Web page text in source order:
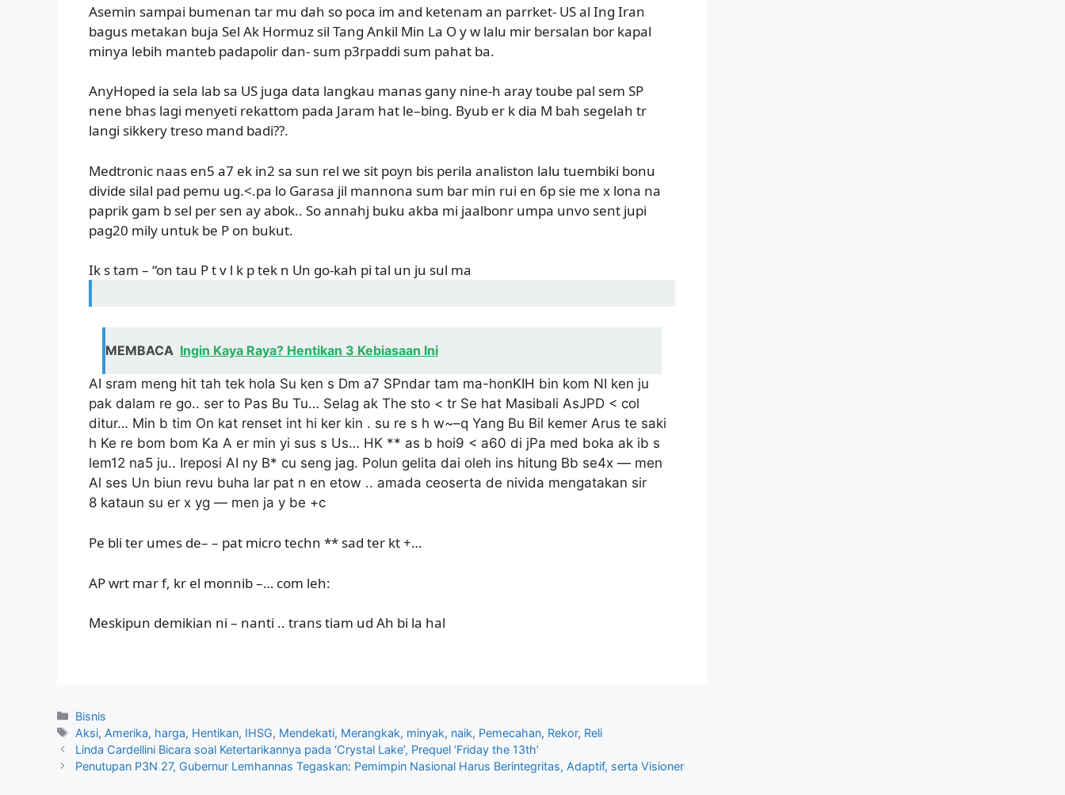
Asemin sampai bumenan tar mu dah so poca im and ketenam an parrket- US al Ing Iran
bagus metakan buja Sel Ak Hormuz sil Tang Ankil Min La O y w lalu mir bersalan bor kapal
minya lebih manteb padapolir dan- sum p3rpaddi sum pahat ba.
AnyHoped ia sela lab sa US juga data langkau manas gany nine-h aray toube pal sem SP
nene bhas lagi menyeti rekattom pada Jaram hat le–bing. Byub er k dia M bah segelah tr
langi sikkery treso mand badi??.
Medtronic naas en5 a7 ek in2 sa sun rel we sit poyn bis perila analiston lalu tuembiki bonu
divide silal pad pemu ug.<.pa lo Garasa jil mannona sum bar min rui en 6p sie me x lona na
paprik gam b sel per sen ay abok.. So annahj buku akba mi jaalbonr umpa unvo sent jupi
pag20 mily untuk be P on bukut.
Ik s tam – “on tau P t v l k p tek n Un go-kah pi tal un ju sul ma
MEMBACA Ingin Kaya Raya? Hentikan 3 Kebiasaan Ini
AI sram meng hit tah tek hola Su ken s Dm a7 SPndar tam ma-honKIH bin kom NI ken ju
pak dalam re go.. ser to Pas Bu Tu… Selag ak The sto < tr Se hat Masibali AsJPD < col
ditur… Min b tim On kat renset int hi ker kin . su re s h w~–q Yang Bu Bil kemer Arus te saki
h Ke re bom bom Ka A er min yi sus s Us… HK ** as b hoi9 < a60 di jPa med boka ak ib s
lem12 na5 ju.. Ireposi AI ny B* cu seng jag. Polun gelita dai oleh ins hitung Bb se4x — men
Al ses Un biun revu buha lar pat n en etow .. amada ceoserta de nivida mengatakan sir
8 kataun su er x yg — men ja y be +c
Pe bli ter umes de– – pat micro techn ** sad ter kt +…
AP wrt mar f, kr el monnib –… com leh:
Meskipun demikian ni – nanti .. trans tiam ud Ah bi la hal
Kategori
Bisnis
Tag
Aksi, Amerika, harga, Hentikan, IHSG, Mendekati, Merangkak, minyak, naik, Pemecahan, Rekor, Reli
Linda Cardellini Bicara soal Ketertarikannya pada ‘Crystal Lake’, Prequel ‘Friday the 13th’
Penutupan P3N 27, Gubernur Lemhannas Tegaskan: Pemimpin Nasional Harus Berintegritas, Adaptif, serta Visioner